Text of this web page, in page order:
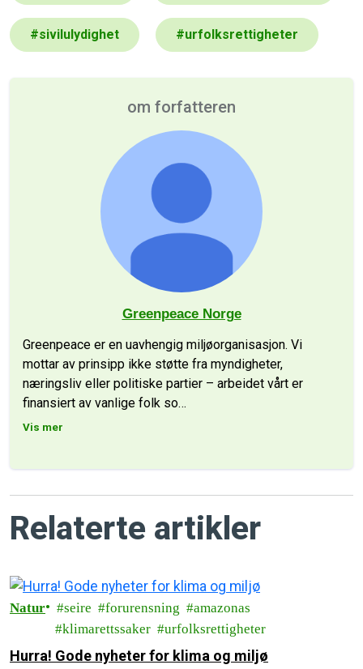
#sivilulydighet #urfolksrettigheter
om forfatteren
Greenpeace Norge
Greenpeace er en uavhengig miljøorganisasjon. Vi
mottar av prinsipp ikke støtte fra myndigheter,
næringsliv eller politiske partier – arbeidet vårt er
finansiert av vanlige folk so…
Vis mer
Relaterte artikler
Natur seire forurensning
amazonas
klimarettssaker
urfolksrettigheter
Hurra! Gode nyheter for klima og miljø